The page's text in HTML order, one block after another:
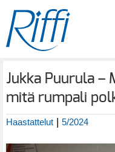
Jukka Puurula –
mitä rumpali
Haastattelut | 5/2024